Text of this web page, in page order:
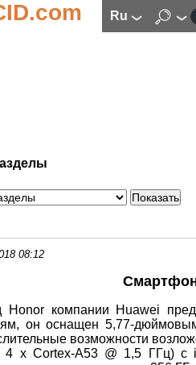
ru
08:12
Honor компании Huawei
он оснащен 5,77-
возможности
4 х Cortex-A53 @ 1,5 ГГц) с